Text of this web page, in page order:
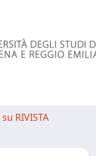
RIVISTA